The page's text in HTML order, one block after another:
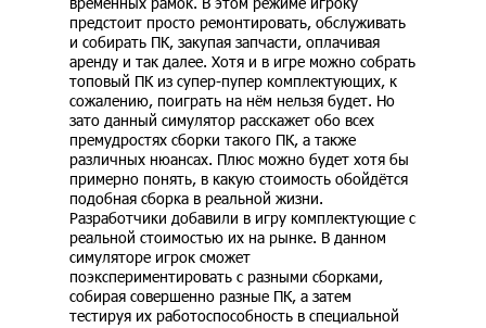
предстоит просто ремонтировать, обслуживать
и собирать ПК, закупая запчасти, оплачивая
аренду и так далее. Хотя и в игре можно собрать
топовый ПК из супер-пупер комплектующих, к
сожалению, поиграть на нём нельзя будет. Но
зато данный симулятор расскажет обо всех
премудростях сборки такого ПК, а также
различных нюансах. Плюс можно будет хотя бы
примерно понять, в какую стоимость обойдётся
подобная сборка в реальной жизни.
Разработчики добавили в игру комплектующие с
реальной стоимостью их на рынке. В данном
симуляторе игрок сможет
поэкспериментировать с разными сборками,
собирая совершенно разные ПК, а затем
тестируя их работоспособность в специальной